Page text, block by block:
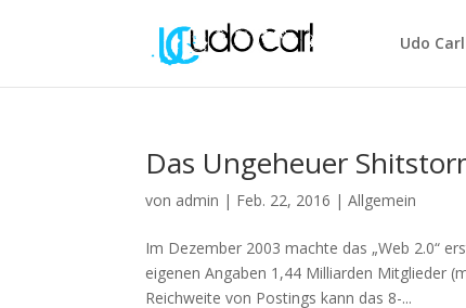
Udo Carl
Das Ungeheuer
von admin | Feb. 22, 2016 |Allgemein
Im Dezember 2003 machte das „Web 2.0“
eigenen Angaben 1,44 Milliarden Mitglieder
Reichweite von Postings kann das 8-...